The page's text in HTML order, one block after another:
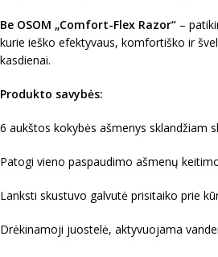
Be OSOM „Comfort-Flex Razor“ –
kurie ieško efektyvaus, komfortiško ir
kasdienai.
Produkto savybės:
6 aukštos kokybės ašmenys sklandžiam
Patogi vieno paspaudimo ašmenų
Lanksti skustuvo galvutė prisitaiko prie
Drėkinamoji juostelė, aktyvuojama